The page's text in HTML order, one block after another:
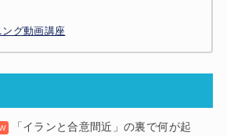
グ動画講座
「イランと合意間近」の裏で何が起